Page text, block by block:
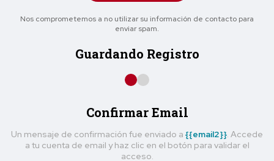
Nos comprometemos a no utilizar su información de contacto para
enviar spam.
Guardando Registro
Confirmar Email
Un mensaje de confirmación fue enviado a {{email2}}. Accede
a tu cuenta de email y haz clic en el botón para validar el
acceso.